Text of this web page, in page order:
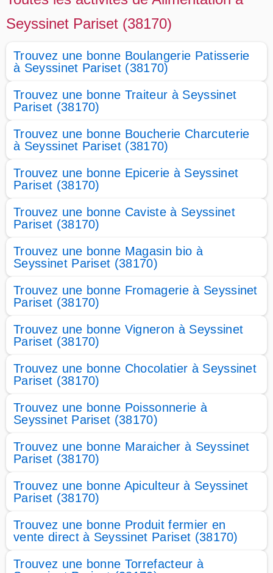
Seyssinet Pariset (38170)
Trouvez une bonne Boulangerie Patisserie
à Seyssinet Pariset (38170)
Trouvez une bonne Traiteur à Seyssinet
Pariset (38170)
Trouvez une bonne Boucherie Charcuterie
à Seyssinet Pariset (38170)
Trouvez une bonne Epicerie à Seyssinet
Pariset (38170)
Trouvez une bonne Caviste à Seyssinet
Pariset (38170)
Trouvez une bonne Magasin bio à
Seyssinet Pariset (38170)
Trouvez une bonne Fromagerie à Seyssinet
Pariset (38170)
Trouvez une bonne Vigneron à Seyssinet
Pariset (38170)
Trouvez une bonne Chocolatier à Seyssinet
Pariset (38170)
Trouvez une bonne Poissonnerie à
Seyssinet Pariset (38170)
Trouvez une bonne Maraicher à Seyssinet
Pariset (38170)
Trouvez une bonne Apiculteur à Seyssinet
Pariset (38170)
Trouvez une bonne Produit fermier en
vente direct à Seyssinet Pariset (38170)
Trouvez une bonne Torrefacteur à